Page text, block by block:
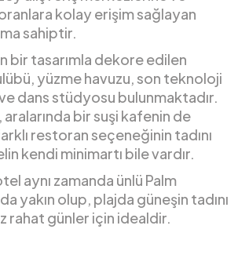
kolay erişim sağlayan
sahiptir.
bir tasarımla dekore edilen
yüzme havuzu, son teknoloji
dans stüdyosu bulunmaktadır.
bir suşi kafenin de
restoran seçeneğinin tadını
kendi minimartı bile vardır.
aynı zamanda ünlü Palm
yakın olup, plajda güneşin tadını
rahat günler için idealdir.